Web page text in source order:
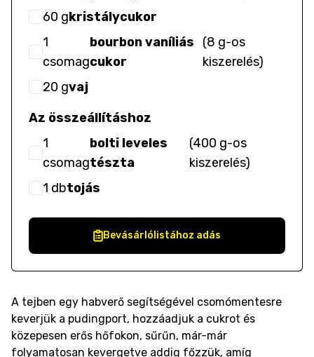
60 gkristálycukor
1
csomag
bourbon vaníliás
cukor
(8 g-os
kiszerelés)
20 gvaj
Az összeállításhoz
1
csomag
bolti leveles
tészta
(400 g-os
kiszerelés)
1 dbtojás
Bevásárlólistához adás
A tejben egy habverő segítségével csomómentesre
keverjük a pudingport, hozzáadjuk a cukrot és
közepesen erős hőfokon, sűrűn, már-már
folyamatosan kevergetve addig főzzük, amíg